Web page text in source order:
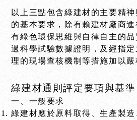
以上三點包含綠建材的主要精
的基本要求，除有賴建材廠商
有綠色環保思維與自律自主的
過科學試驗數據證明，及經指
理的現場查核機制等措施加以嚴
綠建材通則評定要項與基準
一、一般要求
綠建材應於原料取得、生產製造